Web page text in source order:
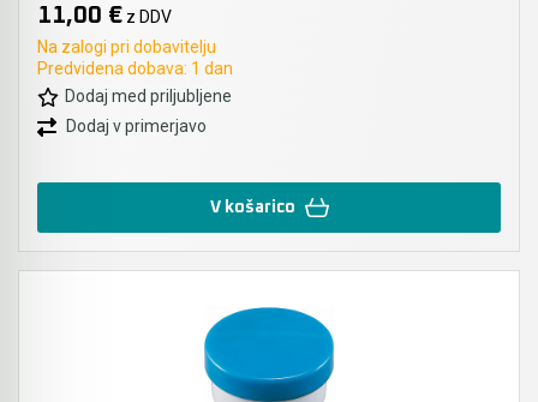
11,00 € z DDV
Na zalogi pri dobavitelju
Predvidena dobava: 1 dan
Dodaj med priljubljene
Dodaj v primerjavo
V košarico